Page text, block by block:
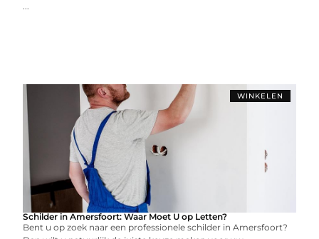
...
WINKELEN
Schilder in Amersfoort: Waar Moet U op Letten?
Bent u op zoek naar een professionele schilder in Amersfoort?